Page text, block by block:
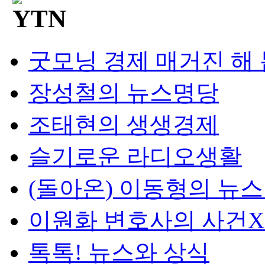
굿모닝 경제 매거진 해
장성철의 뉴스명당
조태현의 생생경제
슬기로운 라디오생활
(돌아온) 이동형의 뉴
이원화 변호사의 사건
톡톡! 뉴스와 상식